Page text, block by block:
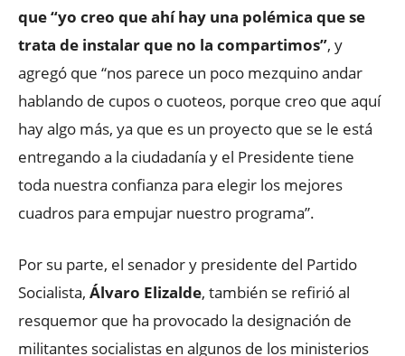
que “yo creo que ahí hay una polémica que se
trata de instalar que no la compartimos”, y
agregó que “nos parece un poco mezquino andar
hablando de cupos o cuoteos, porque creo que aquí
hay algo más, ya que es un proyecto que se le está
entregando a la ciudadanía y el Presidente tiene
toda nuestra confianza para elegir los mejores
cuadros para empujar nuestro programa”.
Por su parte, el senador y presidente del Partido
Socialista, Álvaro Elizalde, también se refirió al
resquemor que ha provocado la designación de
militantes socialistas en algunos de los ministerios